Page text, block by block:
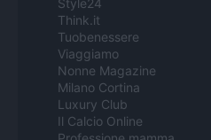
Think.it
Tuobenessere
Viaggiamo
Nonne Magazine
Milano Cortina
Luxury Club
Il Calcio Online